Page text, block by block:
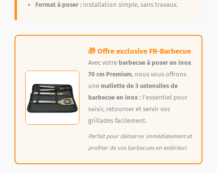
Format à poser : installation simple, sans travaux.
🎁 Offre exclusive FR-Barbecue
Avec votre barbecue à poser en inox
70 cm Premium, nous vous offrons
une mallette de 3 ustensiles de
barbecue en inox : l’essentiel pour
saisir, retourner et servir vos
grillades facilement.
Parfait pour démarrer immédiatement et
profiter de vos barbecues en extérieur.